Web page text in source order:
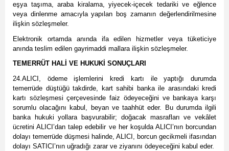
eşya taşıma, araba kiralama, yiyecek-içecek tedariki ve eğlence
veya dinlenme amacıyla yapılan boş zamanın değerlendirilmesine
ilişkin sözleşmeler.
Elektronik ortamda anında ifa edilen hizmetler veya tüketiciye
anında teslim edilen gayrimaddi mallara ilişkin sözleşmeler.
TEMERRÜT HALİ VE HUKUKİ SONUÇLARI
24.ALICI, ödeme işlemlerini kredi kartı ile yaptığı durumda
temerrüde düştüğü takdirde, kart sahibi banka ile arasındaki kredi
kartı sözleşmesi çerçevesinde faiz ödeyeceğini ve bankaya karşı
sorumlu olacağını kabul, beyan ve taahhüt eder. Bu durumda ilgili
banka hukuki yollara başvurabilir; doğacak masrafları ve vekâlet
ücretini ALICI’dan talep edebilir ve her koşulda ALICI’nın borcundan
dolayı temerrüde düşmesi halinde, ALICI, borcun gecikmeli ifasından
dolayı SATICI’nın uğradığı zarar ve ziyanını ödeyeceğini kabul eder.